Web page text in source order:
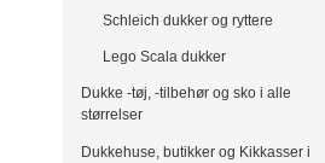
Schleich dukker og ryttere
Lego Scala dukker
Dukke -tøj, -tilbehør og sko i alle
størrelser
Dukkehuse, butikker og Kikkasser i